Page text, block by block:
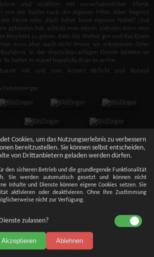
und erzählen mit unnachahmlicher Mimik
von der Suche nach der eigenen Mitte. Aber beginnt
Ferne oder doch lieber beim eigenen Nabel? Und
gefunden hat, schickt man seinen Liebsten dann eine
Bescheid zu geben, dass das Wetter gut und das Essen
muss aber auch nicht immer wo ankommen. Oder
in der deutschsprachigen Einöde letztens so
Its better to travel hopefully than to arrive.
mit und von: Robert BLÖchl und Roland
Dobetsberger
Cookies, um das Nutzungserlebnis zu verbessern
bereitzustellen. Sie können selbst entscheiden,
von Drittanbietern geladen werden dürfen.
den sicheren Betrieb und die grundlegende Funktionalität
Sie werden automatisch gesetzt und können nicht
Inhalte und Dienste können eigene Cookies setzen. Sie
aktivieren oder deaktivieren. Ohne Ihre Zustimmung
nicht zur Verfügung.
zulassen?
Akzeptieren Ablehnen